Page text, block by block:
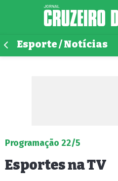
Esporte / Notícias
Programação 22/5
Esportes na TV